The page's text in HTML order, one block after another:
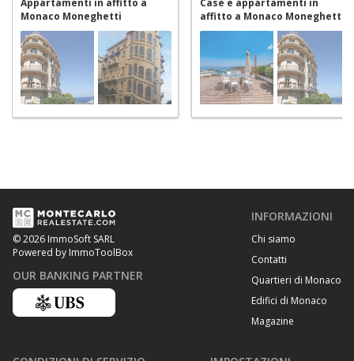
Monaco Moneghetti
affitto a Monaco Moneghetti
© 2026 ImmoSoft SARL
Powered by ImmoToolBox
OUR BANKING PARTNER
INFORMAZIONI
Chi siamo
Contatti
Quartieri di Monaco
Edifici di Monaco
Magazine